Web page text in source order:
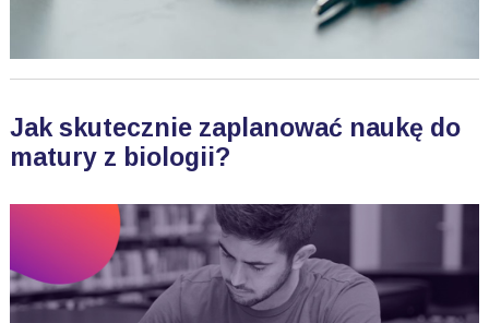
Jak skutecznie zaplanować naukę do
matury z biologii?